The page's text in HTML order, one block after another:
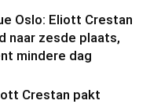
Oslo: Eliott Crestan
naar zesde plaats,
mindere dag
Crestan pakt